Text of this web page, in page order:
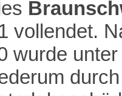
vollendet.
wurde